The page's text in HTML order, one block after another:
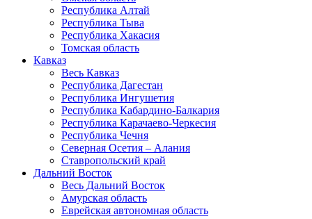
Республика Алтай
Республика Тыва
Республика Хакасия
Томская область
Кавказ
Весь Кавказ
Республика Дагестан
Республика Ингушетия
Республика Кабардино-Балкария
Республика Карачаево-Черкесия
Республика Чечня
Северная Осетия – Алания
Ставропольский край
Дальний Восток
Весь Дальний Восток
Амурская область
Еврейская автономная область